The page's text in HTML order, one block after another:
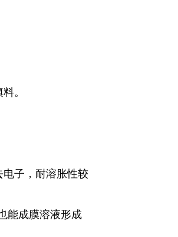
。
子，耐溶胀性较
能成膜溶液形成